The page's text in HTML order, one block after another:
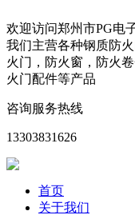
欢迎访问郑州市PG电
我们主营各种钢质防
火门，防火窗，防火
火门配件等产品
咨询服务热线
13303831626
首页
关于我们